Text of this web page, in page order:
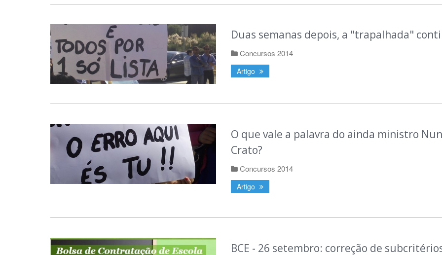
Duas semanas depois, a "trapalhada"
Concursos 2014
Artigo
O que vale a palavra do ainda ministro
Crato?
Concursos 2014
Artigo
BCE - 26 setembro: correção de